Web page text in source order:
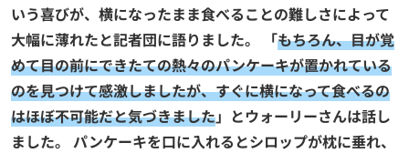
いう喜びが、横になったまま食べることの難しさによって
大幅に薄れたと記者団に語りました。 「もちろん、目が覚
めて目の前にできたての熱々のパンケーキが置かれている
のを見つけて感激しましたが、すぐに横になって食べるの
はほぼ不可能だと気づきました」とウォーリーさんは話し
ました。 パンケーキを口に入れるとシロップが枕に垂れ、